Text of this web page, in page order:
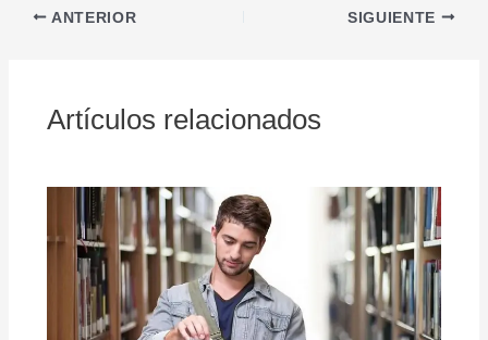
ANTERIOR SIGUIENTE
Artículos relacionados